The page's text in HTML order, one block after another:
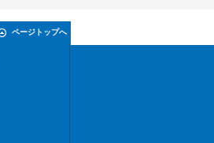
ページトップへ